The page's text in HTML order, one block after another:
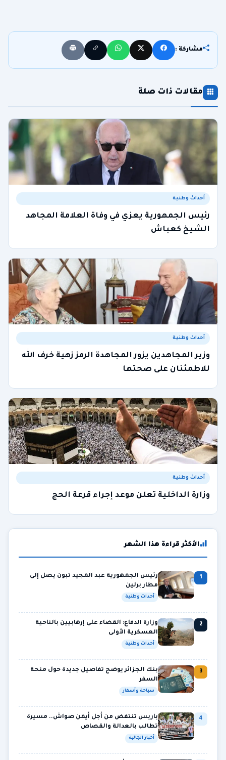
مشاركة :
مقالات ذات صلة
أحداث وطنية
رئيس الجمهورية يعزي في وفاة العلامة المجاهد
الشيخ كعباش
أحداث وطنية
وزير المجاهدين يزور المجاهدة الرمز زهية خرف الله
للاطمئنان على صحتها
أحداث وطنية
وزارة الداخلية تعلن موعد إجراء قرعة الحج
الأكثر قراءة هذا الشهر
1
رئيس الجمهورية عبد المجيد تبون يصل إلى
مطار برلين
أحداث وطنية
2
وزارة الدفاع: القضاء على إرهابيين بالناحية
العسكرية الأولى
أحداث وطنية
3
بنك الجزائر يوضح تفاصيل جديدة حول منحة
السفر
سياحة وأسفار
4
باريس تنتفض من أجل أيمن صواش.. مسيرة
تطالب بالعدالة والقصاص
أخبار الجالية